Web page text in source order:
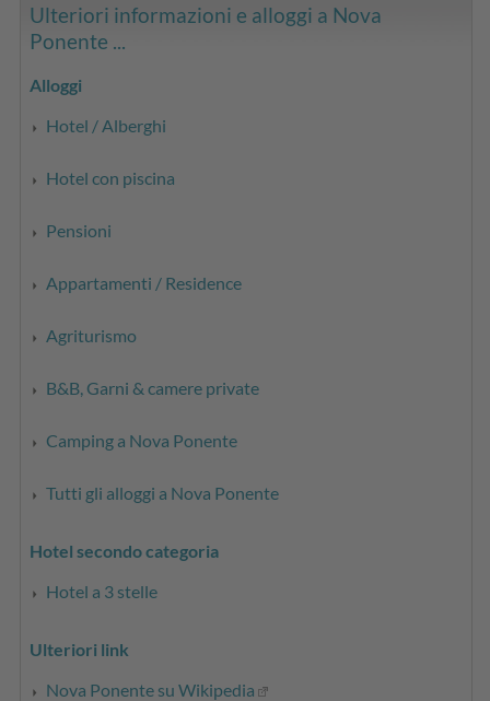
Ulteriori informazioni e alloggi a Nova
Ponente ...
Alloggi
Hotel / Alberghi
Hotel con piscina
Pensioni
Appartamenti / Residence
Agriturismo
B&B, Garni & camere private
Camping a Nova Ponente
Tutti gli alloggi a Nova Ponente
Hotel secondo categoria
Hotel a 3 stelle
Ulteriori link
Nova Ponente su Wikipedia